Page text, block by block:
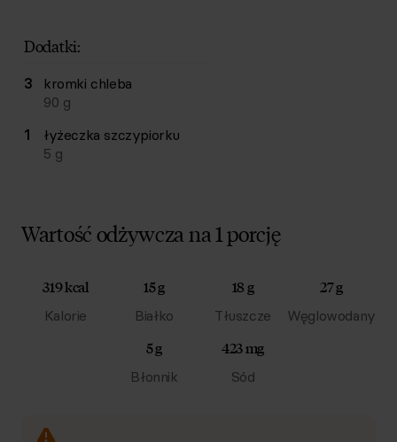
Dodatki:
3 kromki chleba
90 g
1
łyżeczka szczypiorku
5 g
Wartość odżywcza na 1 porcję
319 kcal
Kalorie
15 g
Białko
18 g
Tłuszcze
27 g
Węglowodany
5 g
Błonnik
423 mg
Sód